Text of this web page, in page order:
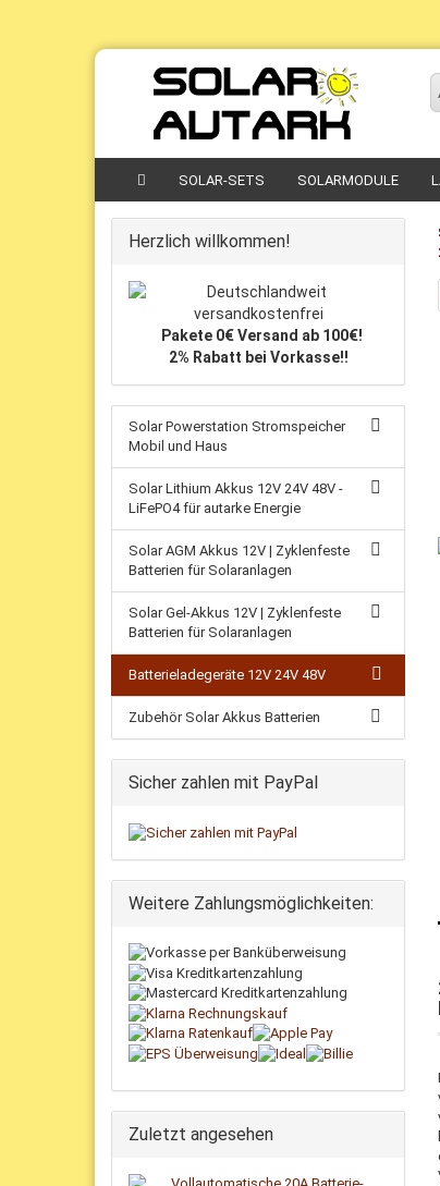
SOLAR-SETS SOLARMODULE
Herzlich willkommen!
Pakete 0€ Versand ab 100€!
2% Rabatt bei Vorkasse!!
Solar Powerstation Stromspeicher
Mobil und Haus
Solar Lithium Akkus 12V 24V 48V -
LiFePO4 für autarke Energie
Solar AGM Akkus 12V | Zyklenfeste
Batterien für Solaranlagen
Solar Gel-Akkus 12V | Zyklenfeste
Batterien für Solaranlagen
Batterieladegeräte 12V 24V 48V
Zubehör Solar Akkus Batterien
Sicher zahlen mit PayPal
Weitere Zahlungsmöglichkeiten:
Zuletzt angesehen